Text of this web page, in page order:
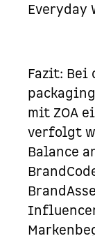
Everyday
Fazit: Bei
mit ZOA
verfolgt
Balance